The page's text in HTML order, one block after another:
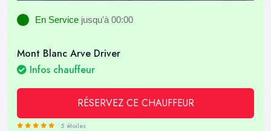
En Service jusqu'à 00:00
Mont Blanc Arve Driver
Infos chauffeur
RÉSERVEZ CE CHAUFFEUR
5 étoiles